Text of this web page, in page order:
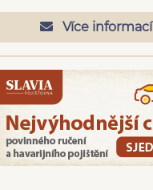
Více informací